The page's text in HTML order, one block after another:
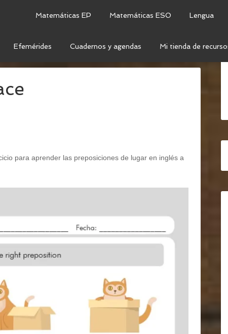
Matemáticas EP Matemáticas ESO Lengua
Efemérides Cuadernos y agendas Mi tienda de
para aprender las preposiciones de lugar en inglés a